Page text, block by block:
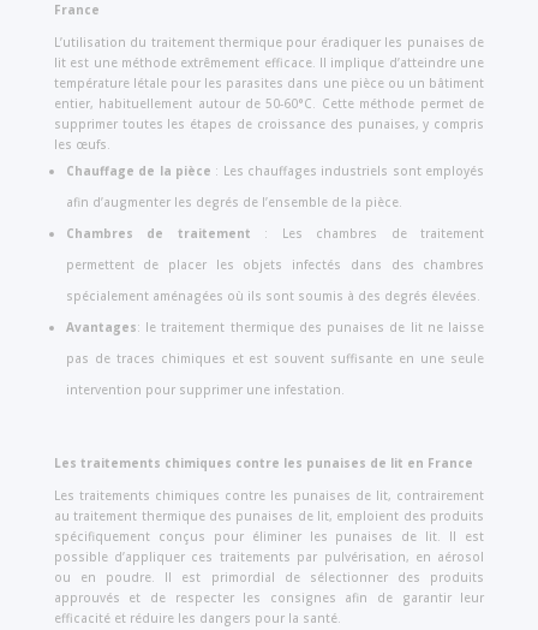
France
L’utilisation du traitement thermique pour éradiquer les punaises de
lit est une méthode extrêmement efficace. Il implique d’atteindre une
température létale pour les parasites dans une pièce ou un bâtiment
entier, habituellement autour de 50-60°C. Cette méthode permet de
supprimer toutes les étapes de croissance des punaises, y compris
les œufs.
Chauffage de la pièce : Les chauffages industriels sont employés
afin d’augmenter les degrés de l’ensemble de la pièce.
Chambres de traitement : Les chambres de traitement
permettent de placer les objets infectés dans des chambres
spécialement aménagées où ils sont soumis à des degrés élevées.
Avantages: le traitement thermique des punaises de lit ne laisse
pas de traces chimiques et est souvent suffisante en une seule
intervention pour supprimer une infestation.
Les traitements chimiques contre les punaises de lit en France
Les traitements chimiques contre les punaises de lit, contrairement
au traitement thermique des punaises de lit, emploient des produits
spécifiquement conçus pour éliminer les punaises de lit. Il est
possible d’appliquer ces traitements par pulvérisation, en aérosol
ou en poudre. Il est primordial de sélectionner des produits
approuvés et de respecter les consignes afin de garantir leur
efficacité et réduire les dangers pour la santé.